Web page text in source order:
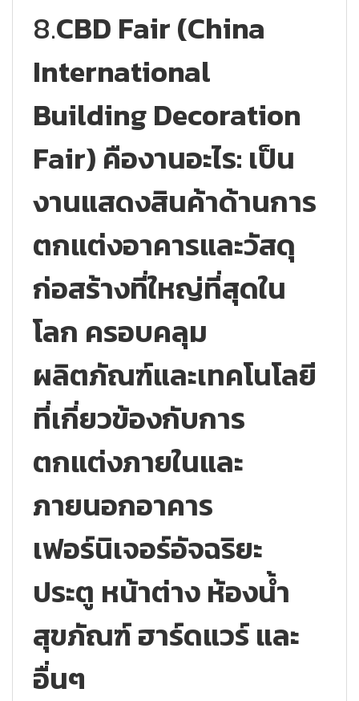
8.CBD Fair (China
International
Building Decoration
Fair) คืองานอะไร: เป็น
งานแสดงสินค้าด้านการ
ตกแต่งอาคารและวัสดุ
ก่อสร้างที่ใหญ่ที่สุดใน
โลก ครอบคลุม
ผลิตภัณฑ์และเทคโนโลยี
ที่เกี่ยวข้องกับการ
ตกแต่งภายในและ
ภายนอกอาคาร
เฟอร์นิเจอร์อัจฉริยะ
ประตู หน้าต่าง ห้องน้ำ
สุขภัณฑ์ ฮาร์ดแวร์ และ
อื่นๆ